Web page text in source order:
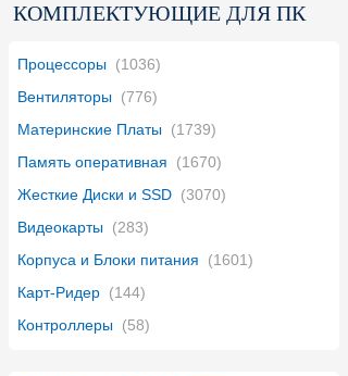
КОМПЛЕКТУЮЩИЕ ДЛЯ ПК
Процессоры (1036)
Вентиляторы (776)
Материнские Платы (1739)
Память оперативная
(1670)
Жесткие Диски и SSD (3070)
Видеокарты (283)
Корпуса и Блоки питания
(1601)
Карт-Ридер (144)
Контроллеры (58)